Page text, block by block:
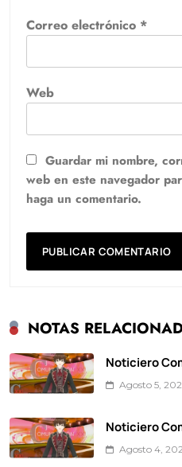
Correo electrónico *
Web
Guardar mi nombre,
web en este navegador
haga un comentario.
NOTAS
Noticiero
Agosto 5,
Noticiero
Agosto 4,